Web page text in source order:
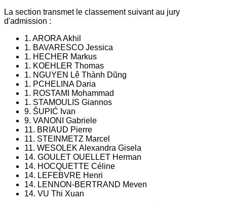
La section transmet le classement suivant au jury
d'admission :
1. ARORA Akhil
1. BAVARESCO Jessica
1. HECHER Markus
1. KOEHLER Thomas
1. NGUYEN Lê Thành Dũng
1. PCHELINA Daria
1. ROSTAMI Mohammad
1. STAMOULIS Giannos
9. ŠUPIĆ Ivan
9. VANONI Gabriele
11. BRIAUD Pierre
11. STEINMETZ Marcel
11. WESOLEK Alexandra Gisela
14. GOULET OUELLET Herman
14. HOCQUETTE Céline
14. LEFEBVRE Henri
14. LENNON-BERTRAND Meven
14. VU Thi Xuan